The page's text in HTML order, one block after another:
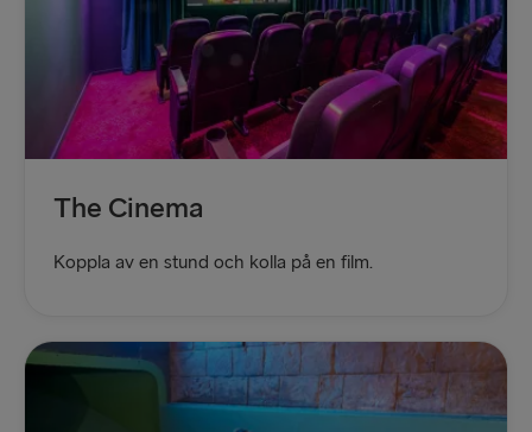
The Cinema
Koppla av en stund och kolla på en film.